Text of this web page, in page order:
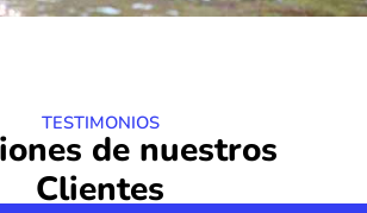
TESTIMONIOS
de nuestros
Clientes